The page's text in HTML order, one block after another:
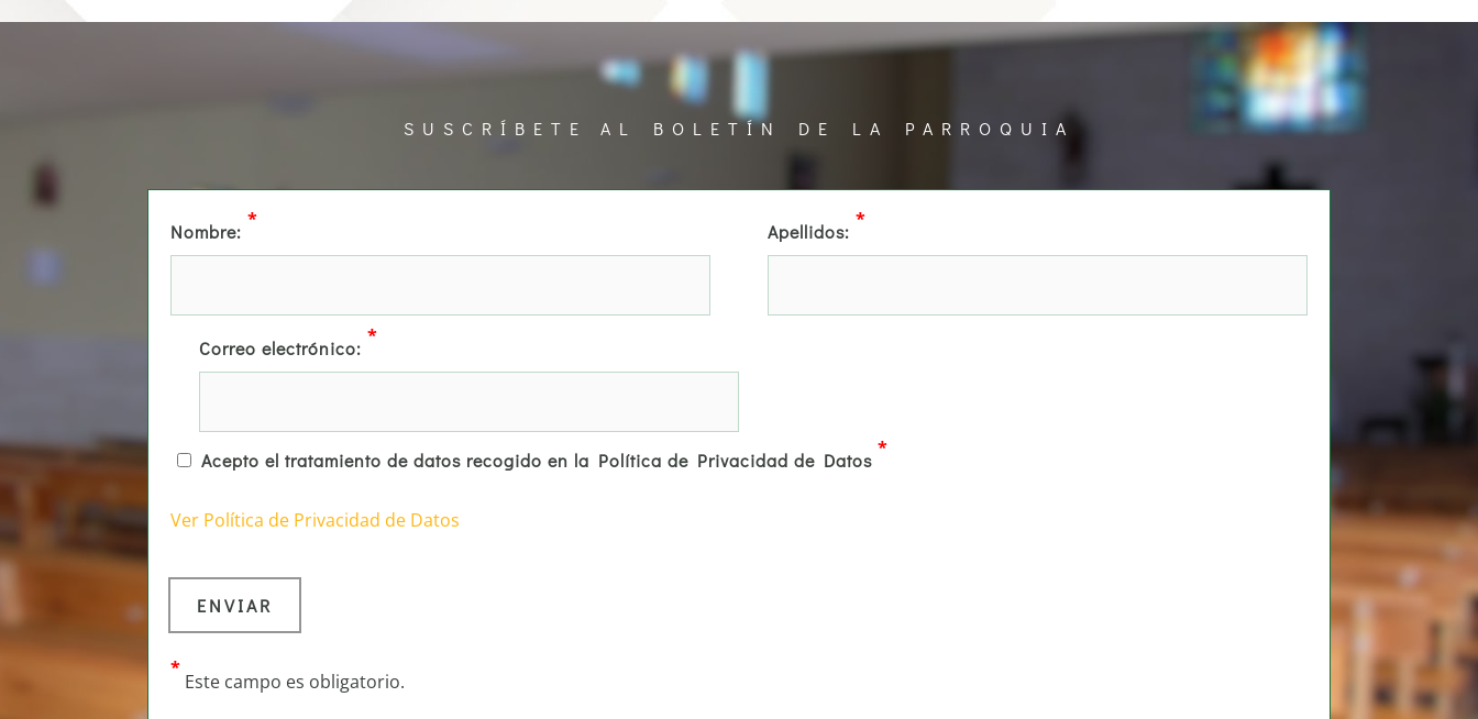
SUSCRÍBETE AL BOLETÍN DE LA PARROQUIA
Nombre:
*
Apellidos:
*
Correo electrónico:
*
Acepto el tratamiento de datos recogido en la Política de Privacidad de Datos
*
Ver Política de Privacidad de Datos
*
Este campo es obligatorio.